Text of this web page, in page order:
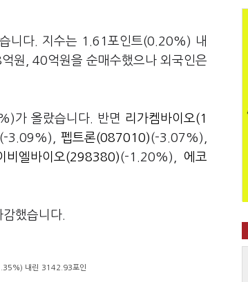
니다. 지수는 1.61포인트(0.20%) 내
원, 40억원을 순매수했으나 외국인은
가 올랐습니다. 반면 리가켐바이오(1
(-3.09%),펩트론(087010)(-3.07%),
비엘바이오(298380)(-1.20%), 에코
했습니다.
내린 3142.93포인